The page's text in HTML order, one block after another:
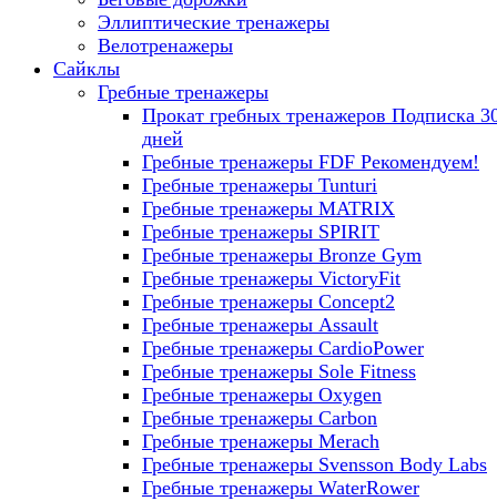
Эллиптические тренажеры
Велотренажеры
Сайклы
Гребные тренажеры
Прокат гребных тренажеров Подписка
дней
Гребные тренажеры FDF Рекомендуем!
Гребные тренажеры Tunturi
Гребные тренажеры MATRIX
Гребные тренажеры SPIRIT
Гребные тренажеры Bronze Gym
Гребные тренажеры VictoryFit
Гребные тренажеры Concept2
Гребные тренажеры Assault
Гребные тренажеры CardioPower
Гребные тренажеры Sole Fitness
Гребные тренажеры Oxygen
Гребные тренажеры Carbon
Гребные тренажеры Merach
Гребные тренажеры Svensson Body Labs
Гребные тренажеры WaterRower